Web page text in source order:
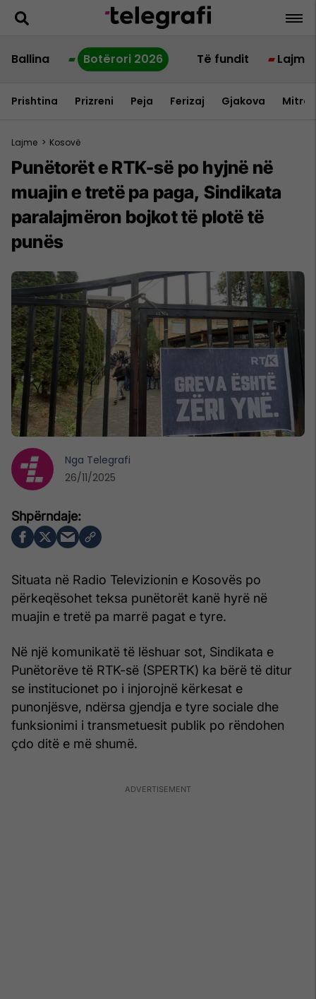
Ballina Botërori 2026 Të fundit Lajme
Prishtina Prizreni Peja Ferizaj Gjakova
Lajme > Kosovë
Punëtorët e RTK-së po hyjnë në
muajin e tretë pa paga, Sindikata
paralajmëron bojkot të plotë të
punës
Situata në Radio Televizionin e Kosovës po
përkeqësohet teksa punëtorët kanë hyrë në
muajin e tretë pa marrë pagat e tyre.
Në një komunikatë të lëshuar sot, Sindikata e
Punëtorëve të RTK-së (SPERTK) ka bërë të ditur
se institucionet po i injorojnë kërkesat e
punonjësve, ndërsa gjendja e tyre sociale dhe
funksionimi i transmetuesit publik po rëndohen
çdo ditë e më shumë.
Nga Telegrafi
26/11/2025